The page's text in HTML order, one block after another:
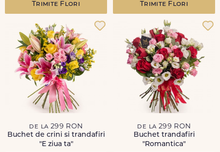
Trimite Flori Trimite Flori
de la 299 RON
Buchet de crini si trandafiri
"E ziua ta"
de la 299 RON
Buchet trandafiri
"Romantica"